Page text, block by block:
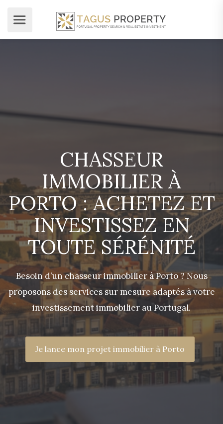
CHASSEUR
IMMOBILIER À
PORTO : ACHETEZ ET
INVESTISSEZ EN
TOUTE SÉRÉNITÉ
Besoin d’un chasseur immobilier à Porto ? Nous
proposons des services sur mesure adaptés à votre
investissement immobilier au Portugal.
Je lance mon projet immobilier à Porto